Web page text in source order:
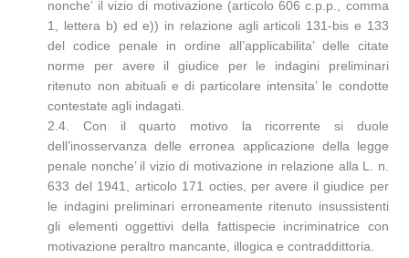
nonche’ il vizio di motivazione (articolo 606 c.p.p., comma
1, lettera b) ed e)) in relazione agli articoli 131-bis e 133
del codice penale in ordine all’applicabilita’ delle citate
norme per avere il giudice per le indagini preliminari
ritenuto non abituali e di particolare intensita’ le condotte
contestate agli indagati.
2.4. Con il quarto motivo la ricorrente si duole
dell’inosservanza delle erronea applicazione della legge
penale nonche’ il vizio di motivazione in relazione alla L. n.
633 del 1941, articolo 171 octies, per avere il giudice per
le indagini preliminari erroneamente ritenuto insussistenti
gli elementi oggettivi della fattispecie incriminatrice con
motivazione peraltro mancante, illogica e contraddittoria.